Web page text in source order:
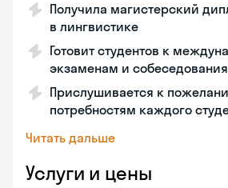
Получила магистерский
в лингвистике
Готовит студентов к
экзаменам и
Прислушивается к
потребностям каждого
Читать дальше
Услуги и цены